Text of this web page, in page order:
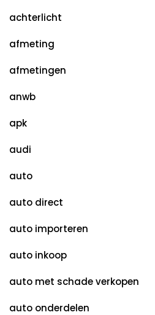
achterlicht
afmeting
afmetingen
anwb
apk
audi
auto
auto direct
auto importeren
auto inkoop
auto met schade verkopen
auto onderdelen